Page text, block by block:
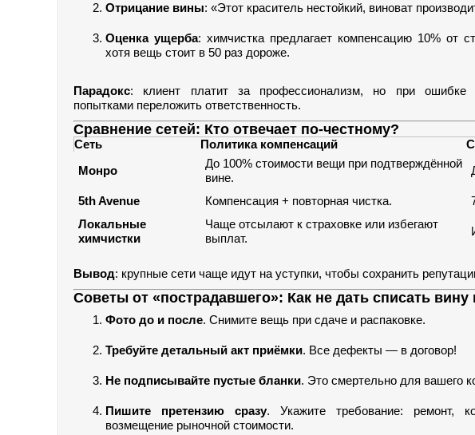
Отрицание вины: «Этот краситель нестойкий, виноват
Оценка ущерба: химчистка предлагает компенсацию 10% от
хотя вещь стоит в 50 раз дороже.
Парадокс: клиент платит за профессионализм, но при ошибке
попытками переложить ответственность.
Сравнение сетей: Кто отвечает по-честному?
Сеть Политика компенсаций
Монро
До 100% стоимости вещи при подтверждённой
вине.
5th Avenue Компенсация + повторная чистка.
Локальные
химчистки
Чаще отсылают к страховке или избегают
выплат.
Вывод: крупные сети чаще идут на уступки, чтобы сохранить
Советы от «пострадавшего»: Как не дать списать вину
Фото до и после. Снимите вещь при сдаче и распаковке.
Требуйте детальный акт приёмки. Все дефекты — в договор!
Не подписывайте пустые бланки. Это смертельно для вашего
Пишите претензию сразу. Укажите требование: ремонт,
возмещение рыночной стоимости.